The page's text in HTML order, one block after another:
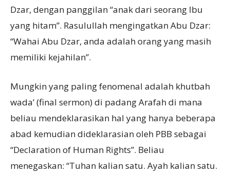
Dzar, dengan panggilan “anak dari seorang Ibu
yang hitam”. Rasulullah mengingatkan Abu Dzar:
“Wahai Abu Dzar, anda adalah orang yang masih
memiliki kejahilan”.
Mungkin yang paling fenomenal adalah khutbah
wada’ (final sermon) di padang Arafah di mana
beliau mendeklarasikan hal yang hanya beberapa
abad kemudian dideklarasian oleh PBB sebagai
“Declaration of Human Rights”. Beliau
menegaskan: “Tuhan kalian satu. Ayah kalian satu.